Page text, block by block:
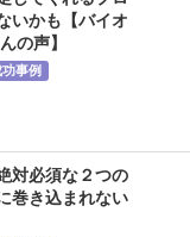
いかも【バイオ
の声】
事例
対必須な２つの
巻き込まれない